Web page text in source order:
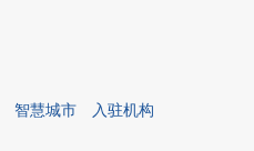
智慧城市 入驻机构